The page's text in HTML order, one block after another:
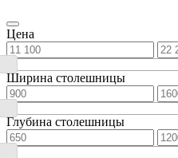
Цена
Ширина столешницы
Глубина столешницы